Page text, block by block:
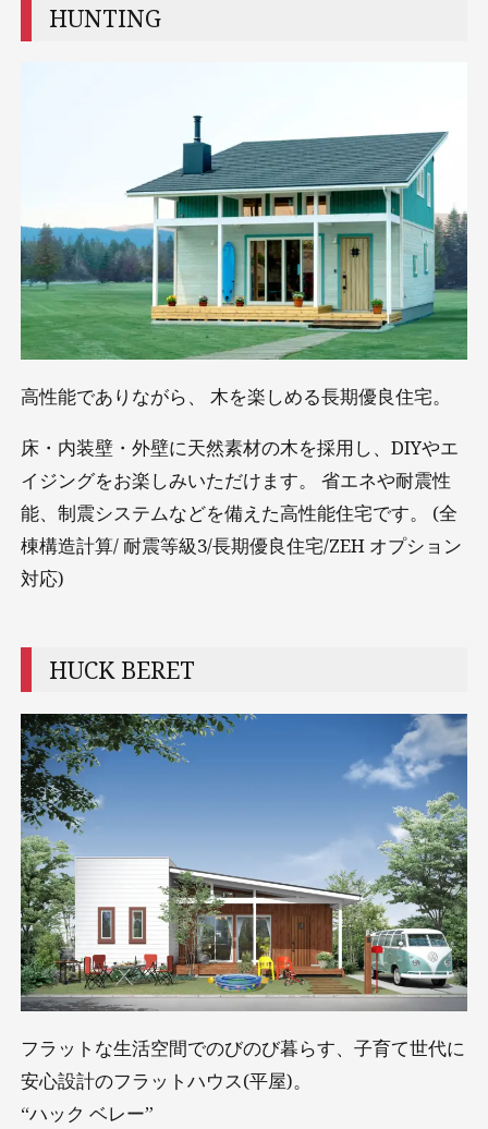
HUNTING
高性能でありながら、 木を楽しめる長期優良住宅。
床・内装壁・外壁に天然素材の⽊を採用し、DIYやエ
イジングをお楽しみいただけます。 省エネや耐震性
能、制震システムなどを備えた⾼性能住宅です。 (全
棟構造計算/ 耐震等級3/長期優良住宅/ZEH オプション
対応)
HUCK BERET
フラットな生活空間でのびのび暮らす、子育て世代に
安心設計のフラットハウス(平屋)。
“ハック ベレー”